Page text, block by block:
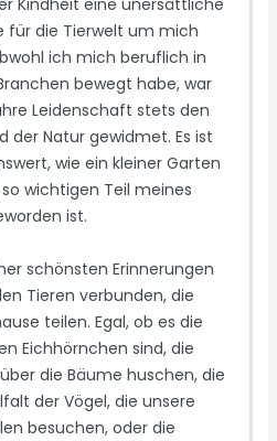
Kindheit eine unersättliche
für die Tierwelt um mich
ich mich beruflich in
bewegt habe, war
Leidenschaft stets den
der Natur gewidmet. Es ist
wie ein kleiner Garten
wichtigen Teil meines
ist.
schönsten Erinnerungen
Tieren verbunden, die
teilen. Egal, ob es die
Eichhörnchen sind, die
die Bäume huschen, die
der Vögel, die unsere
besuchen, oder die